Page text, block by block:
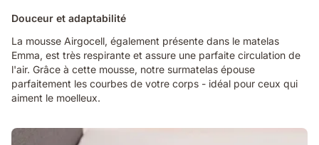
Douceur et adaptabilité
La mousse Airgocell, également présente dans le matelas
Emma, est très respirante et assure une parfaite circulation de
l'air. Grâce à cette mousse, notre surmatelas épouse
parfaitement les courbes de votre corps - idéal pour ceux qui
aiment le moelleux.